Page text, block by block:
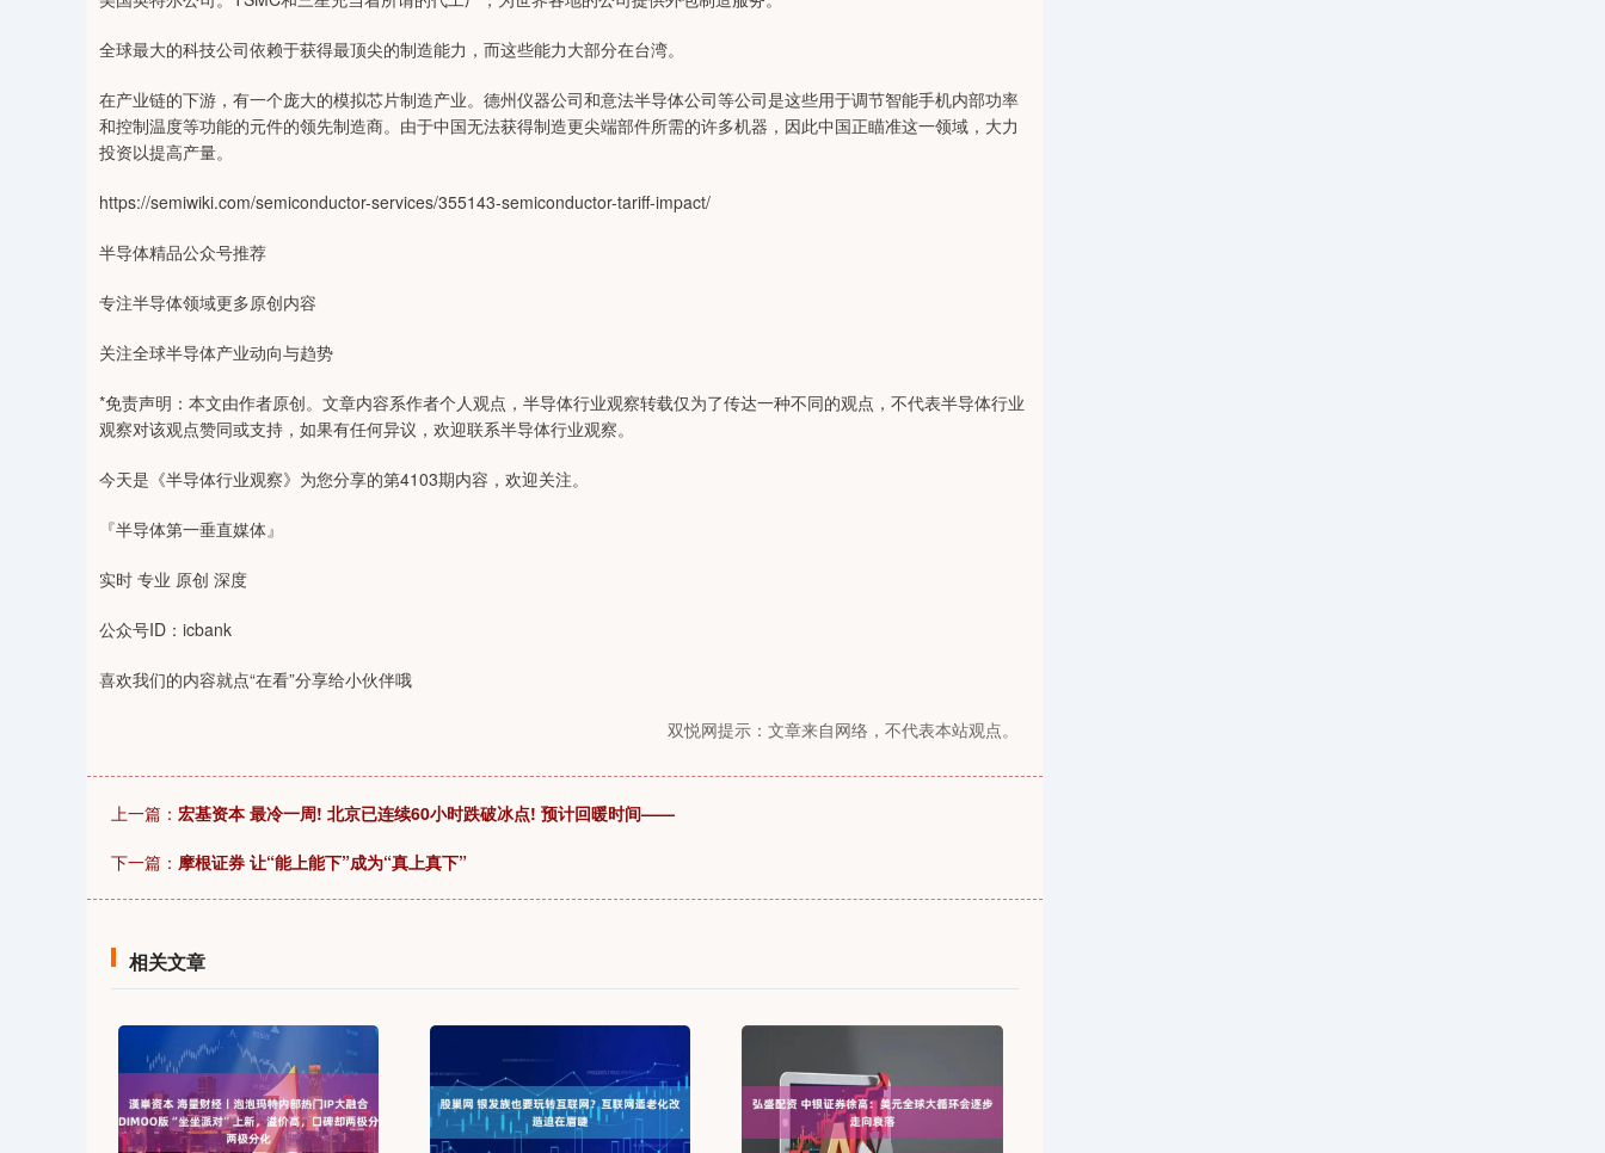
全球最大的科技公司依赖于获得最顶尖的制造能力，而这些能力大部分在台湾。
在产业链的下游，有一个庞大的模拟芯片制造产业。德州仪器公司和意法半导体公司等公司是这些用于调节智能手机内部功率
和控制温度等功能的元件的领先制造商。由于中国无法获得制造更尖端部件所需的许多机器，因此中国正瞄准这一领域，大力
投资以提高产量。
https://semiwiki.com/semiconductor-services/355143-semiconductor-tariff-impact/
半导体精品公众号推荐
专注半导体领域更多原创内容
关注全球半导体产业动向与趋势
*免责声明：本文由作者原创。文章内容系作者个人观点，半导体行业观察转载仅为了传达一种不同的观点，不代表半导体行业
观察对该观点赞同或支持，如果有任何异议，欢迎联系半导体行业观察。
今天是《半导体行业观察》为您分享的第4103期内容，欢迎关注。
『半导体第一垂直媒体』
实时 专业 原创 深度
公众号ID：icbank
喜欢我们的内容就点“在看”分享给小伙伴哦
双悦网提示：文章来自网络，不代表本站观点。
上一篇： 宏基资本 最冷一周! 北京已连续60小时跌破冰点! 预计回暖时间——
下一篇： 摩根证券 让“能上能下”成为“真上真下”
相关文章